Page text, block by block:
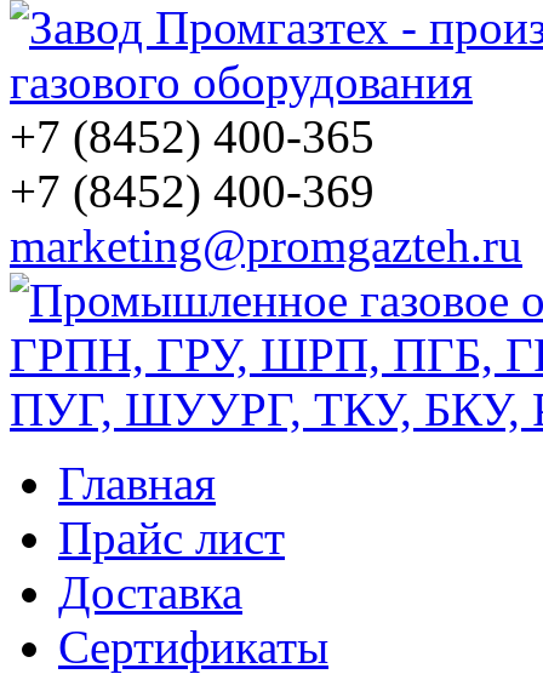
+7 (8452) 400-365
+7 (8452) 400-369
marketing@promgazteh.ru
Главная
Прайс лист
Доставка
Сертификаты